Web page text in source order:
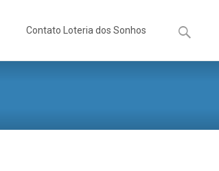
Contato Loteria dos Sonhos
por: